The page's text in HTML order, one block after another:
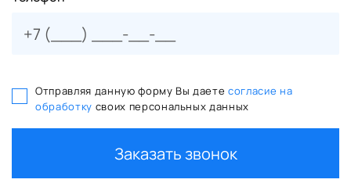
Отправляя данную форму Вы даете согласие на
обработку своих персональных данных
Заказать звонок